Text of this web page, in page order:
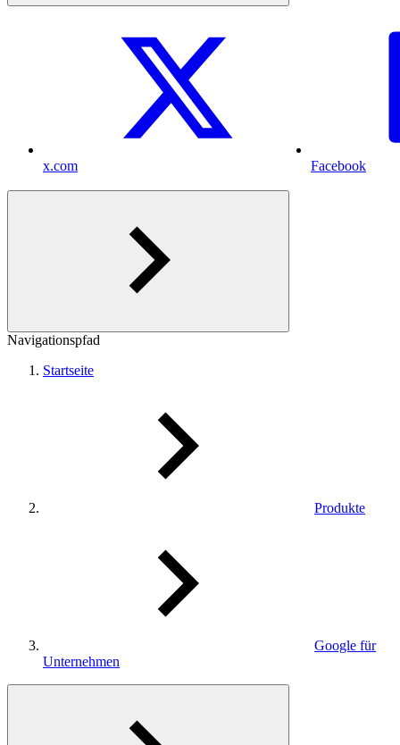
x.com Facebook
Navigationspfad
Startseite
Produkte
Google für
Unternehmen